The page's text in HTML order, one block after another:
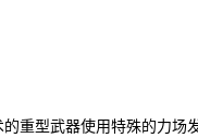
重型武器使用特殊的力场